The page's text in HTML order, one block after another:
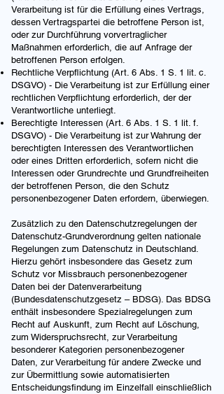
Verarbeitung ist für die Erfüllung eines Vertrags,
dessen Vertragspartei die betroffene Person ist,
oder zur Durchführung vorvertraglicher
Maßnahmen erforderlich, die auf Anfrage der
betroffenen Person erfolgen.
Rechtliche Verpflichtung (Art. 6 Abs. 1 S. 1 lit. c.
DSGVO) - Die Verarbeitung ist zur Erfüllung einer
rechtlichen Verpflichtung erforderlich, der der
Verantwortliche unterliegt.
Berechtigte Interessen (Art. 6 Abs. 1 S. 1 lit. f.
DSGVO) - Die Verarbeitung ist zur Wahrung der
berechtigten Interessen des Verantwortlichen
oder eines Dritten erforderlich, sofern nicht die
Interessen oder Grundrechte und Grundfreiheiten
der betroffenen Person, die den Schutz
personenbezogener Daten erfordern, überwiegen.
Zusätzlich zu den Datenschutzregelungen der
Datenschutz-Grundverordnung gelten nationale
Regelungen zum Datenschutz in Deutschland.
Hierzu gehört insbesondere das Gesetz zum
Schutz vor Missbrauch personenbezogener
Daten bei der Datenverarbeitung
(Bundesdatenschutzgesetz – BDSG). Das BDSG
enthält insbesondere Spezialregelungen zum
Recht auf Auskunft, zum Recht auf Löschung,
zum Widerspruchsrecht, zur Verarbeitung
besonderer Kategorien personenbezogener
Daten, zur Verarbeitung für andere Zwecke und
zur Übermittlung sowie automatisierten
Entscheidungsfindung im Einzelfall einschließlich